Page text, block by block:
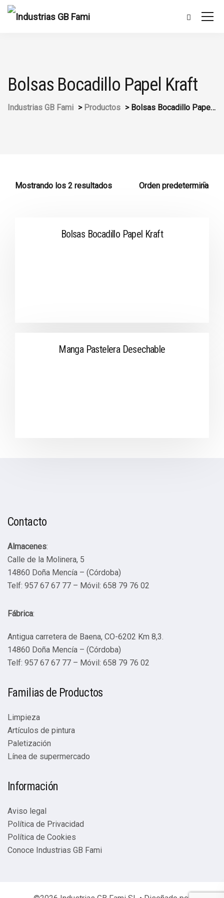
Bolsas Bocadillo Papel Kraft
Industrias GB Fami > Productos > Bolsas Bocadillo Papel Kraft
Mostrando los 2 resultados
Bolsas Bocadillo Papel Kraft
Manga Pastelera Desechable
Contacto
Almacenes:
Calle de la Molinera, 5
14860 Doña Mencía – (Córdoba)
Telf: 957 67 67 77 – Móvil: 658 79 76 02
Fábrica:
Antigua carretera de Baena, CO-6202 Km 8,3.
14860 Doña Mencía – (Córdoba)
Telf: 957 67 67 77 – Móvil: 658 79 76 02
Familias de Productos
Limpieza
Artículos de pintura
Paletización
Línea de supermercado
Información
Aviso legal
Política de Privacidad
Política de Cookies
Conoce Industrias GB Fami